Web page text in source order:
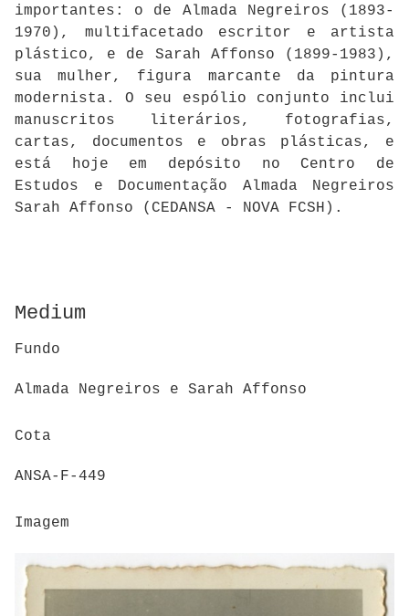
importantes: o de Almada Negreiros (1893-
1970), multifacetado escritor e artista
plástico, e de Sarah Affonso (1899-1983),
sua mulher, figura marcante da pintura
modernista. O seu espólio conjunto inclui
manuscritos literários, fotografias,
cartas, documentos e obras plásticas, e
está hoje em depósito no Centro de
Estudos e Documentação Almada Negreiros
Sarah Affonso (CEDANSA - NOVA FCSH).
Medium
Fundo
Almada Negreiros e Sarah Affonso
Cota
ANSA-F-449
Imagem